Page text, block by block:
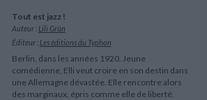
Tout est jazz !
Auteur : Lili Grün
Éditeur : Les éditions du Typhon
Berlin, dans les années 1920. Jeune
comédienne, Elli veut croire en son destin dans
une Allemagne dévastée. Elle rencontre alors
des marginaux, épris comme elle de liberté.